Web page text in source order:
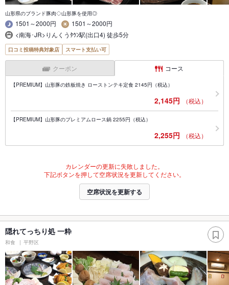
山形県のブランド豚肉◇山形豚を使用◎
1501～2000円
1501～2000円
<南海･JR>りんくうﾀｳﾝ駅(出口4) 徒歩5分
口コミ投稿特典対象店 スマート支払い可
クーポン コース
【PREMIUM】山形豚の鉄板焼き ローストンテキ定食 2145円（税込）
2,145円 （税込）
【PREMIUM】山形豚のプレミアムロース鍋 2255円（税込）
2,255円 （税込）
カレンダーの更新に失敗しました。
下記ボタンを押して空席状況を更新してください。
空席状況を更新する
隠れてっちり処 一粋
和食 平野区